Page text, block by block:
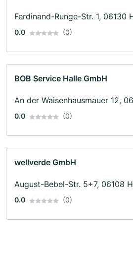
Ferdinand-Runge-Str. 1, 06130
0.0 (0)
BOB Service Halle GmbH
An der Waisenhausmauer 12,
0.0 (0)
wellverde GmbH
August-Bebel-Str. 5+7, 06108
0.0 (0)